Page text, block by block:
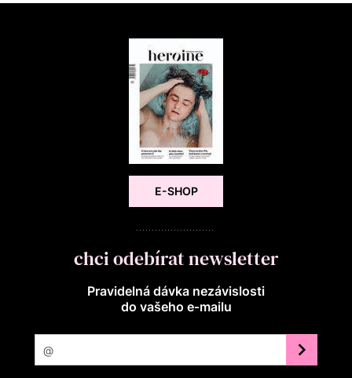
E-SHOP
chci odebírat newsletter
Pravidelná dávka nezávislosti
do vašeho e‑mailu